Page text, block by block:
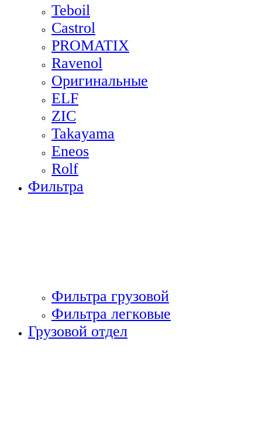
Teboil
Castrol
PROMATIX
Ravenol
Оригинальные
ELF
ZIC
Takayama
Eneos
Rolf
Фильтра
Фильтра грузовой
Фильтра легковые
Грузовой отдел